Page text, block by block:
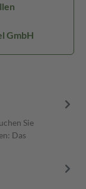
GmbH
Sie
Das